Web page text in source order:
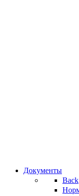
Документы
Back